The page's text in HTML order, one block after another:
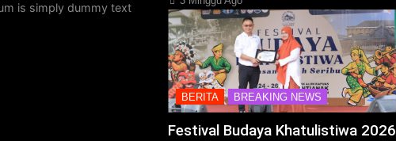
is simply dummy text
BERITA BREAKING NEWS
Festival Budaya Khatulistiwa 2026